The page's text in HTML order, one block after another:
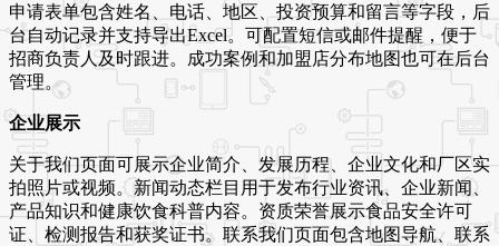
申请表单包含姓名、电话、地区、投资预算和留言等字段，后
台自动记录并支持导出Excel。可配置短信或邮件提醒，便于
招商负责人及时跟进。成功案例和加盟店分布地图也可在后台
管理。
企业展示
关于我们页面可展示企业简介、发展历程、企业文化和厂区实
拍照片或视频。新闻动态栏目用于发布行业资讯、企业新闻、
产品知识和健康饮食科普内容。资质荣誉展示食品安全许可
证、检测报告和获奖证书。联系我们页面包含地图导航、联系